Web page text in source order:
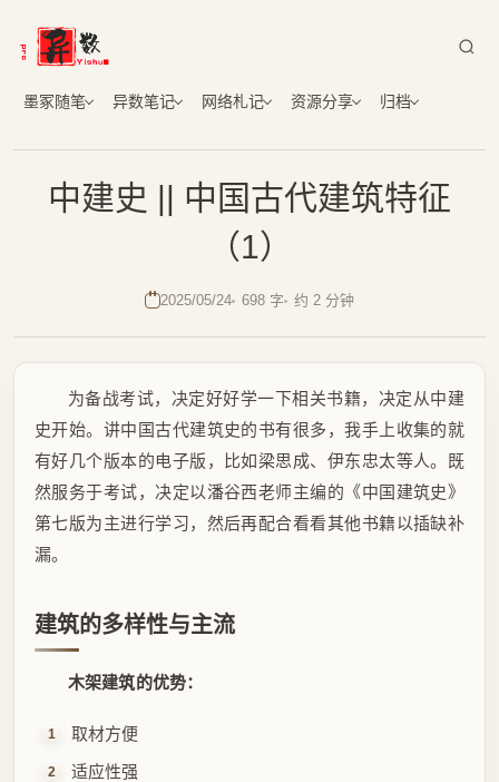
墨冢随笔 异数笔记 网络札记 资源分享 归档
中建史 || 中国古代建筑特征
（1）
2025/05/24 698 字 约 2 分钟
为备战考试，决定好好学一下相关书籍，决定从中建
史开始。讲中国古代建筑史的书有很多，我手上收集的就
有好几个版本的电子版，比如梁思成、伊东忠太等人。既
然服务于考试，决定以潘谷西老师主编的《中国建筑史》
第七版为主进行学习，然后再配合看看其他书籍以插缺补
漏。
建筑的多样性与主流
木架建筑的优势：
取材方便
适应性强